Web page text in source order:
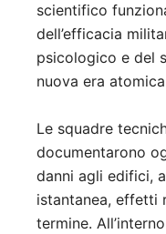
scientifico
dell’efficacia
psicologico e del
nuova era
Le squadre
documentarono
danni agli edifici,
istantanea, effetti
termine.